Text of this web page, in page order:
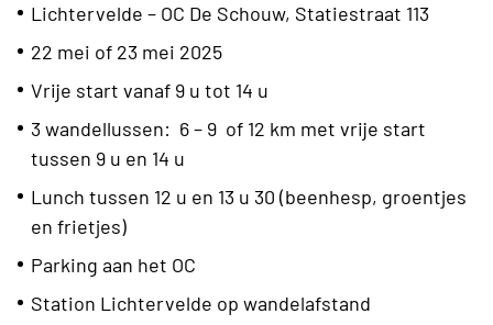
Lichtervelde – OC De Schouw, Statiestraat 113
22 mei of 23 mei 2025
Vrije start vanaf 9 u tot 14 u
3 wandellussen: 6 – 9 of 12 km met vrije start
tussen 9 u en 14 u
Lunch tussen 12 u en 13 u 30 (beenhesp, groentjes
en frietjes)
Parking aan het OC
Station Lichtervelde op wandelafstand